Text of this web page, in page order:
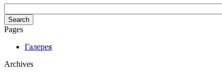
Pages
Галерея
Archives